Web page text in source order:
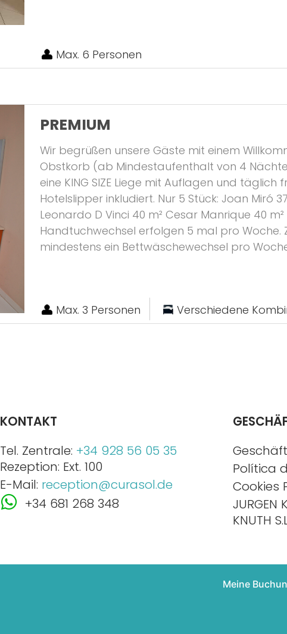
Max. 6 Personen
PREMIUM
Wir begrüßen unsere Gäste mit einem
Obstkorb (ab Mindestaufenthalt von 4
eine KING SIZE Liege mit Auflagen und
Hotelslipper inkludiert. Nur 5 Stück: Joan Miró
Leonardo D Vinci 40 m² Cesar Manrique 40
Handtuchwechsel erfolgen 5 mal pro Woche.
mindestens ein Bettwäschewechsel pro
Max. 3 Personen Verschiedene
KONTAKT
Tel. Zentrale: +34 928 56 05 35
Rezeption: Ext. 100
E-Mail: reception@curasol.de
+34 681 268 348
Política
Cookies
JURGEN
KNUTH
Meine